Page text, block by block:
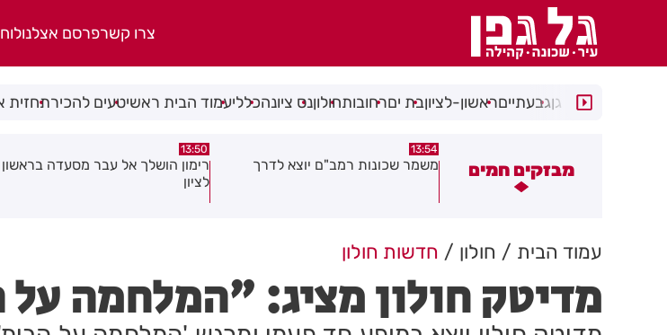
צרו קשרפרסם אצלנו
רמת גןגבעתייםראשון-לציוןבת יםרחובותחולוןנס ציונהכלליעמוד הבית ראשיטעים להכירתחזית
מבזקים חמים
משמר שכונות רמב"ם יוצא לדרך
13:50
רימון הושלך אל עבר מסעדה בראשון
13:49
אסף הרופא: ילד נשכח ברכב מצבו
אנוש
עמוד הבית חולון חדשות חולון
מדיטק חולון מציג: "המלחמה